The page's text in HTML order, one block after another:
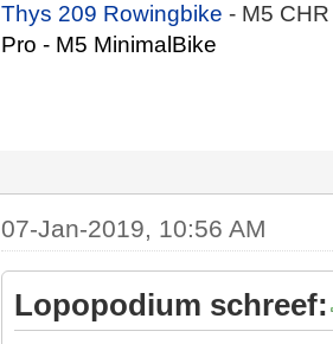
Thys 209 Rowingbike- M5
Pro - M5 MinimalBike
07-Jan-2019, 10:56 AM
Lopopodium schreef: